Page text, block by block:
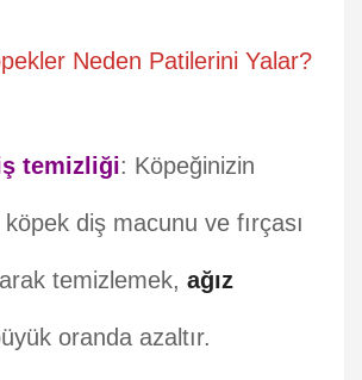
Neden Patilerini Yalar?
temizliği: Köpeğinizin
diş macunu ve fırçası
temizlemek, ağız
oranda azaltır.